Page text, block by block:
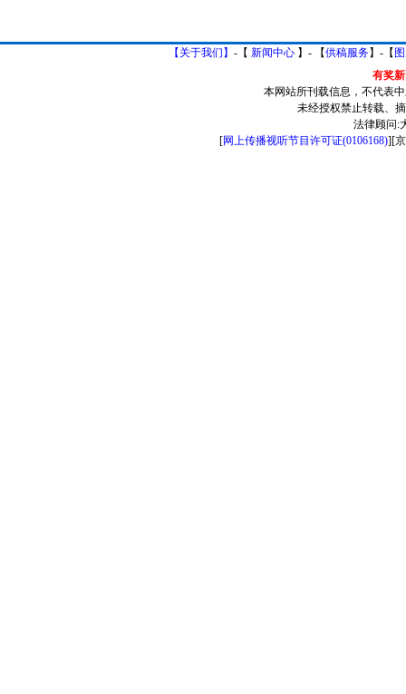
【关于我们】 -【 新闻中心】- 【供稿服务】-【
有奖
本网站所刊载信息，不代表
未经授权禁止转载、
法律顾问:
[网上传播视听节目许可证(0106168)][